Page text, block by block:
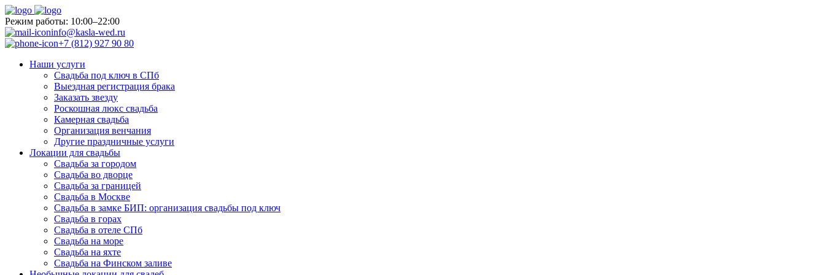
Pежим работы: 10:00–22:00
info@kasla-wed.ru
+7 (812) 927 90 80
Наши услуги
Свадьба под ключ в СПб
Выездная регистрация брака
Заказать звезду
Роскошная люкс свадьба
Камерная свадьба
Организация венчания
Другие праздничные услуги
Локации для свадьбы
Свадьба за городом
Свадьба во дворце
Свадьба за границей
Свадьба в Москве
Свадьба в замке БИП: организация свадьбы под ключ
Свадьба в горах
Свадьба в отеле СПб
Свадьба на море
Свадьба на яхте
Свадьба на Финском заливе